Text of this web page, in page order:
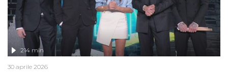
214 min
30 aprile 2026